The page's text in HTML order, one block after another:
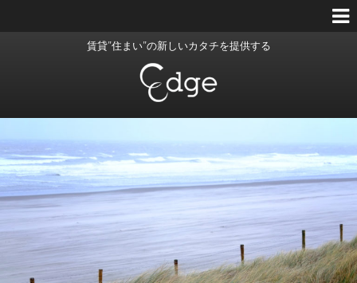
賃貸”住まい”の新しいカタチを提供する